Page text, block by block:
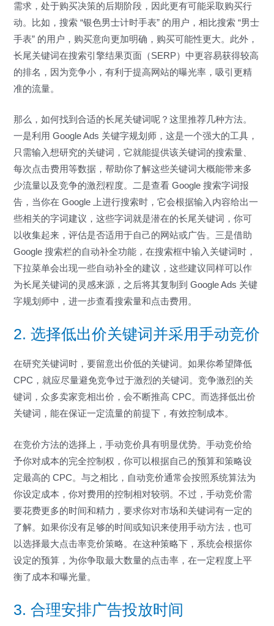
需求，处于购买决策的后期阶段，因此更有可能采取购买行
动。比如，搜索 “银色男士计时手表” 的用户，相比搜索 “男士
手表” 的用户，购买意向更加明确，购买可能性更大。此外，
长尾关键词在搜索引擎结果页面（SERP）中更容易获得较高
的排名，因为竞争小，有利于提高网站的曝光率，吸引更精
准的流量。
那么，如何找到合适的长尾关键词呢？这里推荐几种方法。
一是利用 Google Ads 关键字规划师，这是一个强大的工具，
只需输入想研究的关键词，它就能提供该关键词的搜索量、
每次点击费用等数据，帮助你了解这些关键词大概能带来多
少流量以及竞争的激烈程度。二是查看 Google 搜索字词报
告，当你在 Google 上进行搜索时，它会根据输入内容给出一
些相关的字词建议，这些字词就是潜在的长尾关键词，你可
以收集起来，评估是否适用于自己的网站或广告。三是借助
Google 搜索栏的自动补全功能，在搜索框中输入关键词时，
下拉菜单会出现一些自动补全的建议，这些建议同样可以作
为长尾关键词的灵感来源，之后将其复制到 Google Ads 关键
字规划师中，进一步查看搜索量和点击费用。
2. 选择低出价关键词并采用手动竞价
在研究关键词时，要留意出价低的关键词。如果你希望降低
CPC，就应尽量避免竞争过于激烈的关键词。竞争激烈的关
键词，众多卖家竞相出价，会不断推高 CPC。而选择低出价
关键词，能在保证一定流量的前提下，有效控制成本。
在竞价方法的选择上，手动竞价具有明显优势。手动竞价给
予你对成本的完全控制权，你可以根据自己的预算和策略设
定最高的 CPC。与之相比，自动竞价通常会按照系统算法为
你设定成本，你对费用的控制相对较弱。不过，手动竞价需
要花费更多的时间和精力，要求你对市场和关键词有一定的
了解。如果你没有足够的时间或知识来使用手动方法，也可
以选择最大点击率竞价策略。在这种策略下，系统会根据你
设定的预算，为你争取最大数量的点击率，在一定程度上平
衡了成本和曝光量。
3. 合理安排广告投放时间